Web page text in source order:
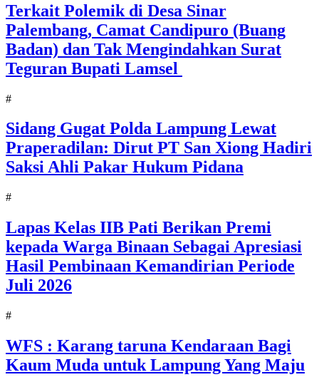
Terkait Polemik di Desa Sinar
Palembang, Camat Candipuro (Buang
Badan) dan Tak Mengindahkan Surat
Teguran Bupati Lamsel ‎
#
Sidang Gugat Polda Lampung Lewat
Praperadilan: Dirut PT San Xiong Hadiri
Saksi Ahli Pakar Hukum Pidana
#
Lapas Kelas IIB Pati Berikan Premi
kepada Warga Binaan Sebagai Apresiasi
Hasil Pembinaan Kemandirian Periode
Juli 2026
#
WFS : Karang taruna Kendaraan Bagi
Kaum Muda untuk Lampung Yang Maju